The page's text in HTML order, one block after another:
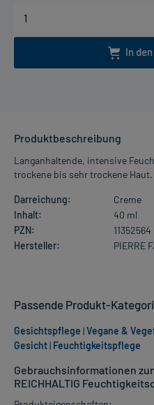
In
Produktbeschreibung
Langanhaltende, intensive
trockene bis sehr trockene Haut.
Darreichung:
Creme
Inhalt:
40 ml
PZN:
11352564
Hersteller:
PIERRE
Gebrauchsinformationen
REICHHALTIG
Passende Produkt-
Gesichtspflege |Vegane &
Gesicht| Feuchtigkeitspflege